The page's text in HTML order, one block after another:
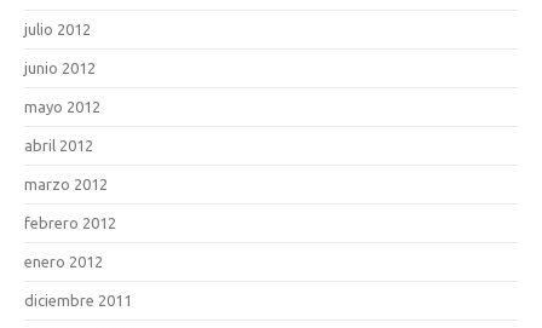
julio 2012
junio 2012
mayo 2012
abril 2012
marzo 2012
febrero 2012
enero 2012
diciembre 2011